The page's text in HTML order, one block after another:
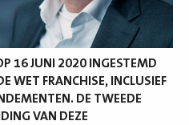
16 JUNI 2020 INGESTEMD
WET FRANCHISE, INCLUSIEF
DE TWEEDE
VAN DEZE